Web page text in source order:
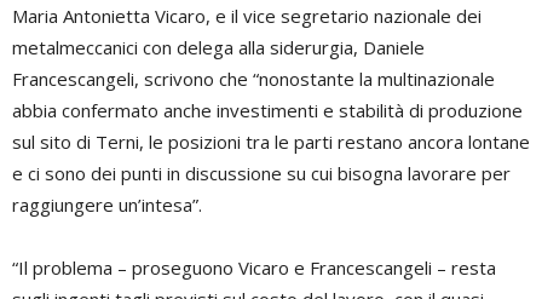
Maria Antonietta Vicaro, e il vice segretario nazionale dei
metalmeccanici con delega alla siderurgia, Daniele
Francescangeli, scrivono che “nonostante la multinazionale
abbia confermato anche investimenti e stabilità di produzione
sul sito di Terni, le posizioni tra le parti restano ancora lontane
e ci sono dei punti in discussione su cui bisogna lavorare per
raggiungere un’intesa”.
“Il problema – proseguono Vicaro e Francescangeli – resta